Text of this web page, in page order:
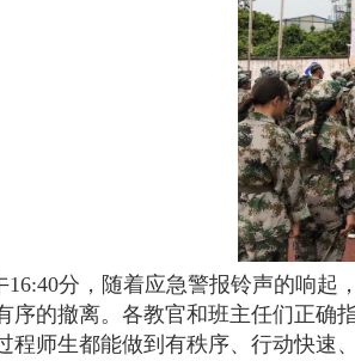
16:40分，随着应急警报铃声的响
序的撤离。各教官和班主任们正确
程师生都能做到有秩序、行动快速